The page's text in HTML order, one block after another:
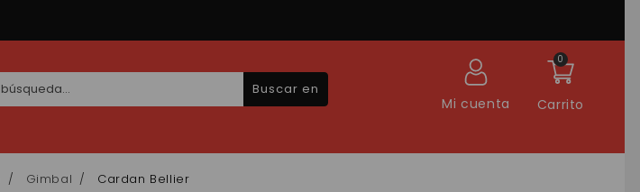
Carrito
0
Mi cuenta
Buscar en
Gimbal Cardan Bellier